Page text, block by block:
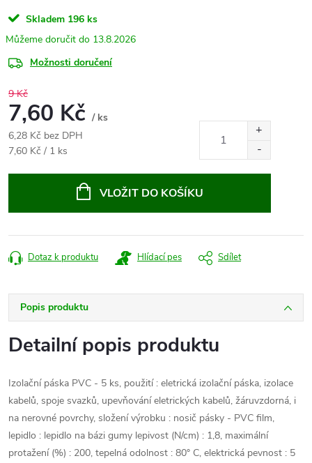
Skladem 196 ks
13.8.2026
Možnosti doručení
9 Kč
7,60 Kč / ks
6,28 Kč bez DPH
Měrná
7,60 Kč / 1 ks
VLOŽIT DO KOŠÍKU
Dotaz k produktu Hlídací pes Sdílet
Popis produktu
Detailní popis produktu
Izolační páska PVC - 5 ks, použití : eletrická izolační páska, izolace
kabelů, spoje svazků, upevňování eletrických kabelů, žáruvzdorná, i
na nerovné povrchy, složení výrobku : nosič pásky - PVC film,
lepidlo : lepidlo na bázi gumy lepivost (N/cm) : 1,8, maximální
protažení (%) : 200, tepelná odolnost : 80° C, elektrická pevnost : 5